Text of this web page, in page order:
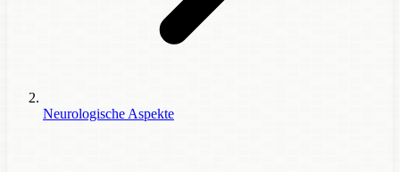
Neurologische Aspekte